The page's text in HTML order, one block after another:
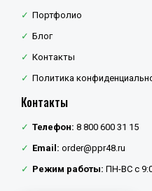
Портфолио
Блог
Контакты
Политика
Контакты
Телефон: 8 800 600 31 15
Email: order@ppr48.ru
Режим работы: ПН-ВС с